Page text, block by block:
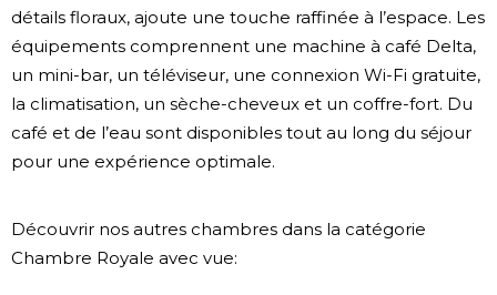
détails floraux, ajoute une touche raffinée à l’espace. Les
équipements comprennent une machine à café Delta,
un mini-bar, un téléviseur, une connexion Wi-Fi gratuite,
la climatisation, un sèche-cheveux et un coffre-fort. Du
café et de l’eau sont disponibles tout au long du séjour
pour une expérience optimale.
Découvrir nos autres chambres dans la catégorie
Chambre Royale avec vue: